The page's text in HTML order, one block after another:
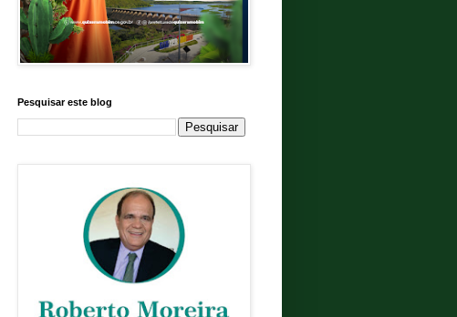
Pesquisar este blog